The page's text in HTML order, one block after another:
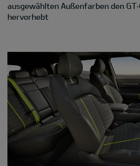
ausgewählten Außenfarben den
hervorhebt